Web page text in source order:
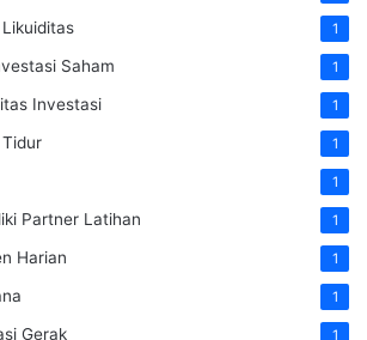
1
Saham 1
Investasi 1
1
1
Partner Latihan 1
Harian 1
1
Gerak 1